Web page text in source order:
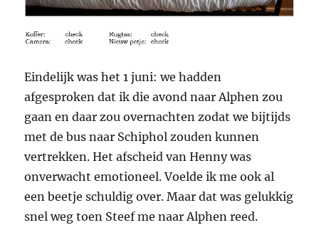
Eindelijk was het 1 juni: we hadden
afgesproken dat ik die avond naar Alphen zou
gaan en daar zou overnachten zodat we bijtijds
met de bus naar Schiphol zouden kunnen
vertrekken. Het afscheid van Henny was
onverwacht emotioneel. Voelde ik me ook al
een beetje schuldig over. Maar dat was gelukkig
snel weg toen Steef me naar Alphen reed.